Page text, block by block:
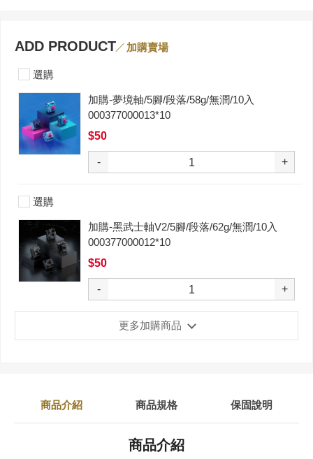
ADD PRODUCT 加購賣場
選購
加購-夢境軸/5腳/段落/58g/無潤/10入
000377000013*10
$50
- +
選購
加購-黑武士軸V2/5腳/段落/62g/無潤/10入
000377000012*10
$50
- +
更多加購商品
商品介紹 商品規格 保固說明
商品介紹